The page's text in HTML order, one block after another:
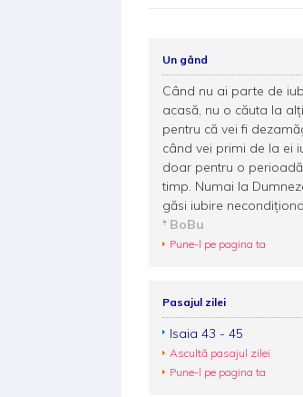
Un gând
Când nu ai parte de
acasă, nu o căuta la
pentru că vei fi
când vei primi de la ei
doar pentru o
timp. Numai la
găsi iubire
BoBu
Pune-l pe pagina ta
Pasajul zilei
Isaia 43 - 45
Ascultă pasajul zilei
Pune-l pe pagina ta